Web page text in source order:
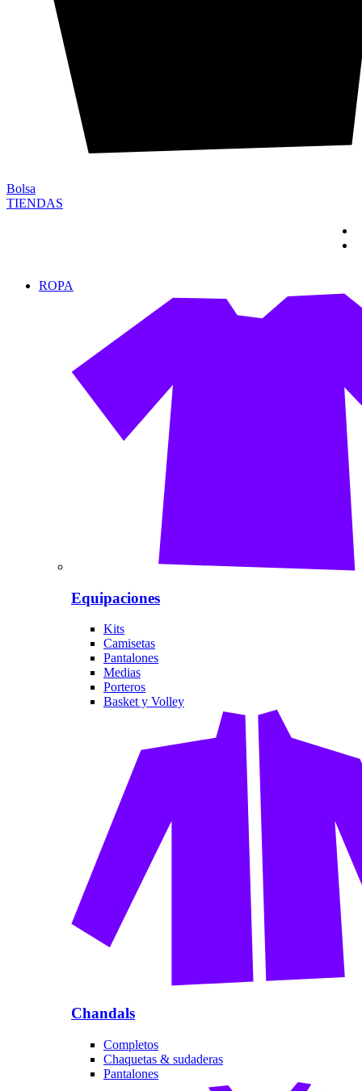
Bolsa
TIENDAS
ROPA
Equipaciones
Kits
Camisetas
Pantalones
Medias
Porteros
Basket y Volley
Chandals
Completos
Chaquetas & sudaderas
Pantalones